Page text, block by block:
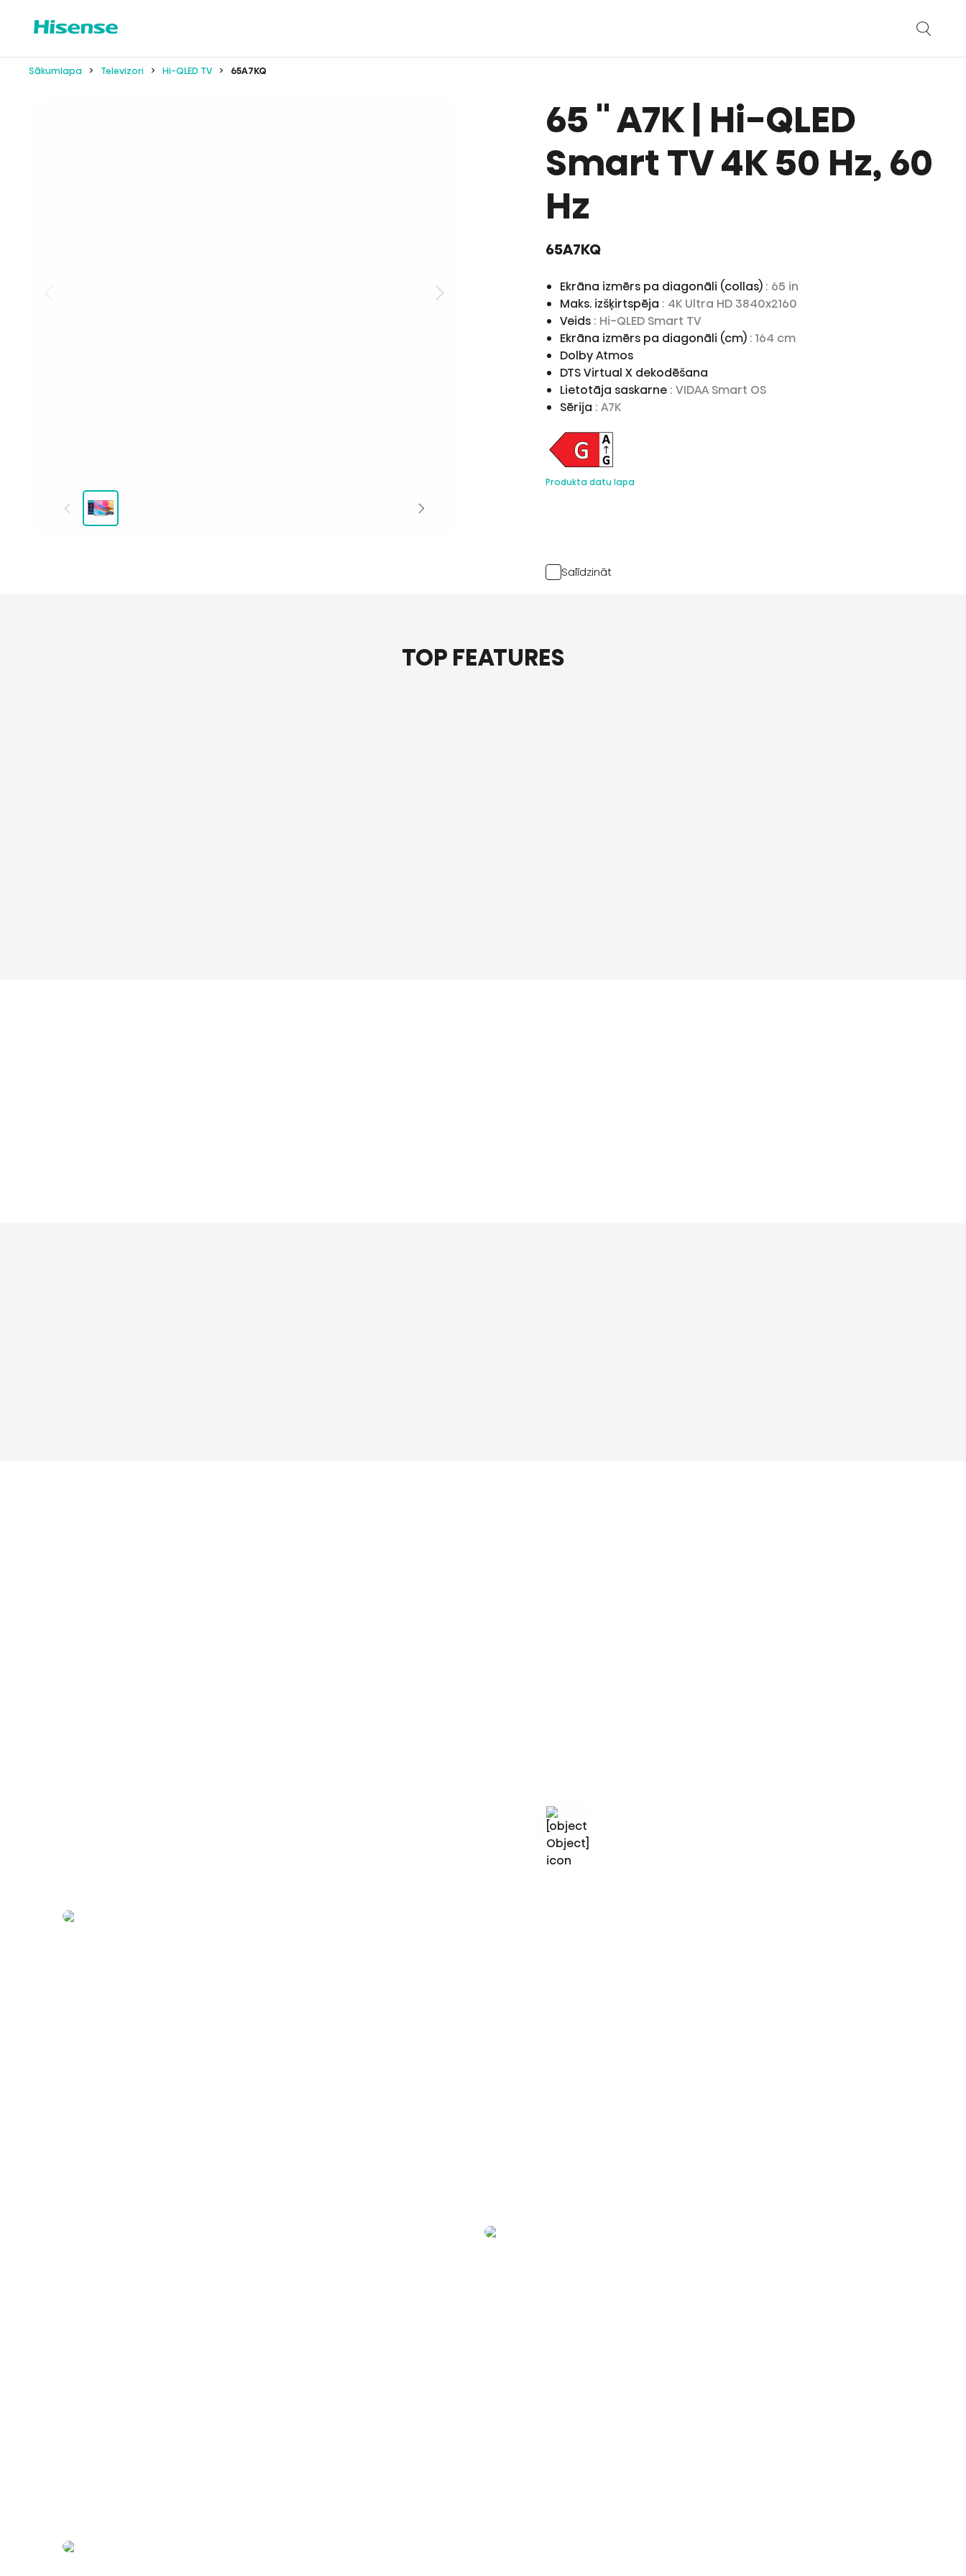
Sākumlapa Televizori Hi-QLED TV 65A7KQ
65 '' A7K | Hi-QLED
Smart TV 4K 50 Hz, 60
Hz
65A7KQ
Ekrāna izmērs pa diagonāli (collas) : 65 in
Maks. izšķirtspēja : 4K Ultra HD 3840x2160
Veids : Hi-QLED Smart TV
Ekrāna izmērs pa diagonāli (cm) : 164 cm
Dolby Atmos
DTS Virtual X dekodēšana
Lietotāja saskarne : VIDAA Smart OS
Sērija : A7K
Produkta datu lapa
Salīdzināt
TOP FEATURES